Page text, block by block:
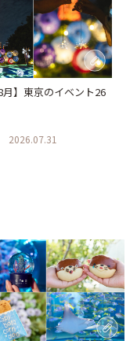
月】東京のイベント26
2026.07.31